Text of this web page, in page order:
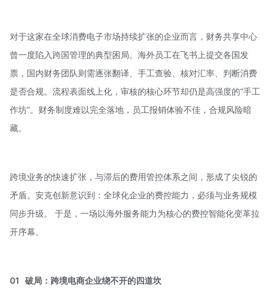
对于这家在全球消费电子市场持续扩张的企业而言，财务共享中心
曾一度陷入跨国管理的典型困局。海外员工在飞书上提交各国发
票，国内财务团队则需逐张翻译、手工查验、核对汇率、判断消费
是否合规。流程表面线上化，审核的核心环节却仍是高强度的“手工
作坊”。财务制度难以完全落地，员工报销体验不佳，合规风险暗
藏。
跨境业务的快速扩张，与滞后的费用管控体系之间，形成了尖锐的
矛盾。安克创新意识到：全球化企业的费控能力，必须与业务规模
同步升级。 于是，一场以海外服务能力为核心的费控智能化变革拉
开序幕。
01 破局：跨境电商企业绕不开的四道坎